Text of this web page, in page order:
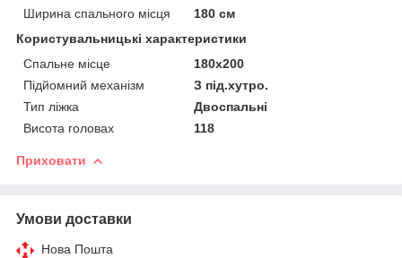
Ширина спального місця
180 см
Користувальницькі характеристики
Спальне місце
180x200
Підйомний механізм
З під.хутро.
Тип ліжка
Двоспальні
Висота головах
118
Приховати
Умови доставки
Нова Пошта